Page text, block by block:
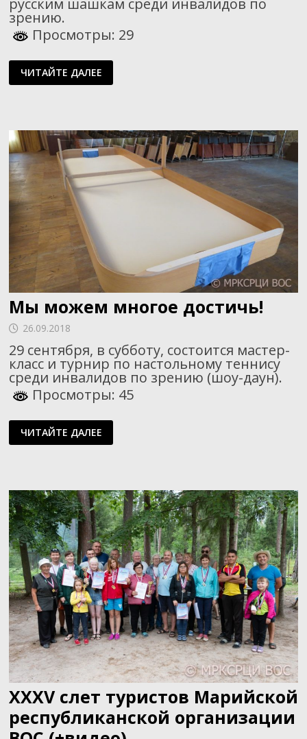
русским шашкам среди инвалидов по
зрению.
Просмотры: 29
ЧЕМПИОНАТ
РЕСПУБЛИКИ
МАРИЙ
ИНВАЛИДОВ
ПО
ЗРЕНИЮ
ЧИТАЙТЕ ДАЛЕЕ
Мы можем многое достичь!
26.09.2018
29 сентября, в субботу, состоится мастер-
класс и турнир по настольному теннису
среди инвалидов по зрению (шоу-даун).
Просмотры: 45
МЫ
МОЖЕМ
МНОГОЕ
ЧИТАЙТЕ ДАЛЕЕ
XXXV слет туристов Марийской
республиканской организации